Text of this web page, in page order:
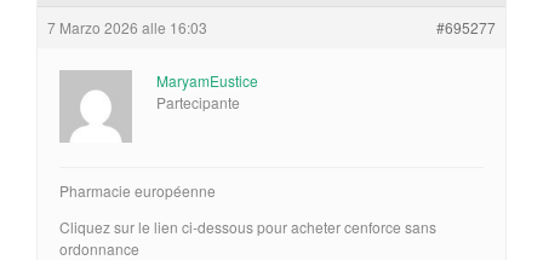
7 Marzo 2026 alle 16:03 #695277
MaryamEustice
Partecipante
Pharmacie européenne
Cliquez sur le lien ci-dessous pour acheter cenforce sans
ordonnance